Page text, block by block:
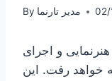
By مدیر تارنما 02/
و اجرای
خواهد رفت. این